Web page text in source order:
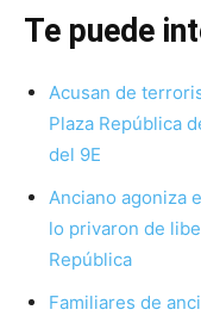
Te puede
Acusan de
Plaza República
del 9E
Anciano agoniza
lo privaron de
República
Familiares de